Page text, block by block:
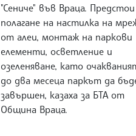
"Сениче" във Враца. Предстои
полагане на настилка на
от алеи, монтаж на паркови
елементи, осветление и
озеленяване, като
до два месеца паркът да
завършен, казаха за БТА от
Община Враца.